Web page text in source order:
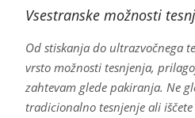
Vsestranske možnosti
Od stiskanja do ultrazvočnega
vrsto možnosti tesnjenja,
zahtevam glede pakiranja. Ne
tradicionalno tesnjenje ali